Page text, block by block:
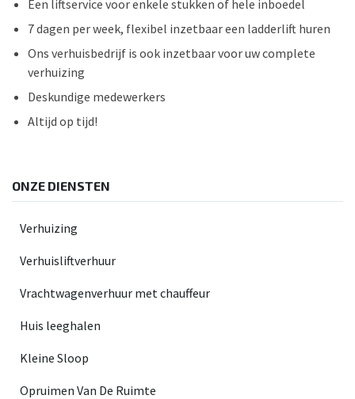
Een liftservice voor enkele stukken of hele inboedel
7 dagen per week, flexibel inzetbaar een ladderlift huren
Ons verhuisbedrijf is ook inzetbaar voor uw complete
verhuizing
Deskundige medewerkers
Altijd op tijd!
ONZE DIENSTEN
Verhuizing
Verhuisliftverhuur
Vrachtwagenverhuur met chauffeur
Huis leeghalen
Kleine Sloop
Opruimen Van De Ruimte